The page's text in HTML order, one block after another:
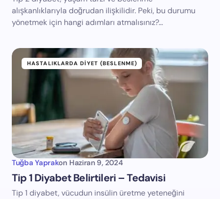
alışkanlıklarıyla doğrudan ilişkilidir. Peki, bu durumu
yönetmek için hangi adımları atmalısınız?…
HASTALIKLARDA DIYET (BESLENME)
Tuğba Yaprakon Haziran 9, 2024
Tip 1 Diyabet Belirtileri – Tedavisi
Tip 1 diyabet, vücudun insülin üretme yeteneğini